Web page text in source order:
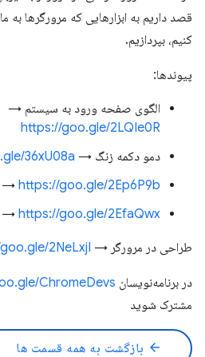
قصد داریم به ابزارهایی که مرورگرها به
کنیم، بپردازیم.
پیوندها:
الگوی صفحه ورود به سیستم →
https://goo.gle/2LQIe0R
دمو دکمه زنگ → 36xU08a
→ https://goo.gle/2Ep6P9b
→ https://goo.gle/2EfaQwx
طراحی در مرورگر → 2NeLxjI
در برنامه‌نویسان Chrome → ChromeDevs
مشترک شوید
arrow_back بازگشت به همه قسمت ها